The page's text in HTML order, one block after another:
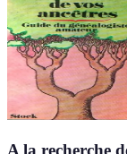
A la recherche